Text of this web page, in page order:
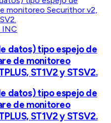
INC
datos) tipo espejo de
de monitoreo
ST1V2 y STSV2.
datos) tipo espejo de
de monitoreo
ST1V2 y STSV2.